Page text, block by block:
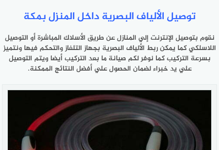
توصيل الألياف البصرية داخل المنزل بمكة
نقوم بتوصيل الإنترنت إلي المنازل عن طريق الأسلاك المباشرة أو التوصيل
اللاسلكي كما يمكن ربط الألياف البصرية بجهاز التلفاز والتحكم فيها ونتميز
بسرعة التركيب كما نوفر لكم صيانة ما بعد التركيب أيضا ويتم التوصيل
علي يد خبراء لضمان الحصول علي أفضل النتائج الممكنة.